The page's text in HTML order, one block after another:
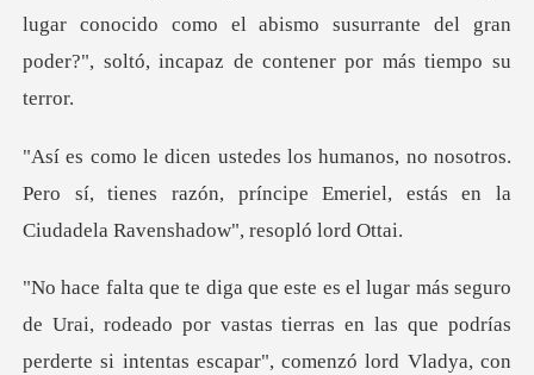
lugar conocido como el abismo susurran
ros.
Pero sí, tienes razón, príncipe Emeriel, estás
que podrías
perderte si intentas escapar", comenzó lord Vladya, con